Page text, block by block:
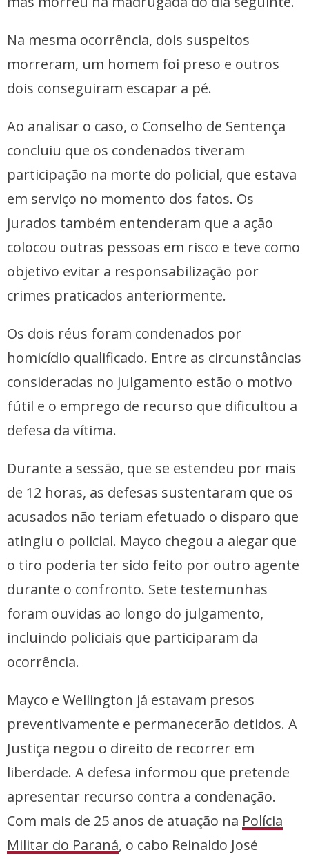
Na mesma ocorrência, dois suspeitos
morreram, um homem foi preso e outros
dois conseguiram escapar a pé.
Ao analisar o caso, o Conselho de Sentença
concluiu que os condenados tiveram
participação na morte do policial, que estava
em serviço no momento dos fatos. Os
jurados também entenderam que a ação
colocou outras pessoas em risco e teve como
objetivo evitar a responsabilização por
crimes praticados anteriormente.
Os dois réus foram condenados por
homicídio qualificado. Entre as circunstâncias
consideradas no julgamento estão o motivo
fútil e o emprego de recurso que dificultou a
defesa da vítima.
Durante a sessão, que se estendeu por mais
de 12 horas, as defesas sustentaram que os
acusados não teriam efetuado o disparo que
atingiu o policial. Mayco chegou a alegar que
o tiro poderia ter sido feito por outro agente
durante o confronto. Sete testemunhas
foram ouvidas ao longo do julgamento,
incluindo policiais que participaram da
ocorrência.
Mayco e Wellington já estavam presos
preventivamente e permanecerão detidos. A
Justiça negou o direito de recorrer em
liberdade. A defesa informou que pretende
apresentar recurso contra a condenação.
Com mais de 25 anos de atuação na Polícia
Militar do Paraná, o cabo Reinaldo José